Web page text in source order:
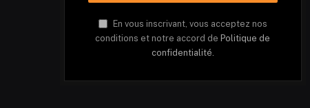
En vous inscrivant, vous acceptez nos
conditions et notre accord dePolitique de
confidentialité.